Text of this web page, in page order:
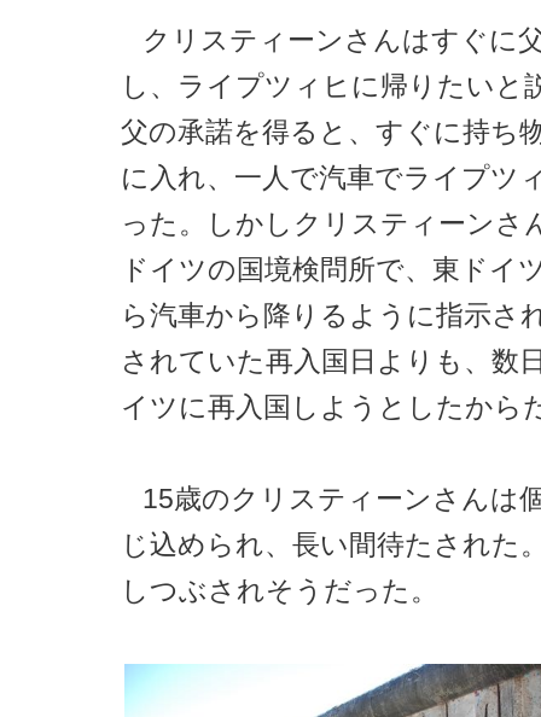
クリスティーンさんはすぐに
し、ライプツィヒに帰りたいと
父の承諾を得ると、すぐに持ち
に入れ、一人で汽車でライプツ
った。しかしクリスティーンさ
ドイツの国境検問所で、東ドイ
ら汽車から降りるように指示さ
されていた再入国日よりも、数
イツに再入国しようとしたから
15歳のクリスティーンさんは
じ込められ、長い間待たされた
しつぶされそうだった。